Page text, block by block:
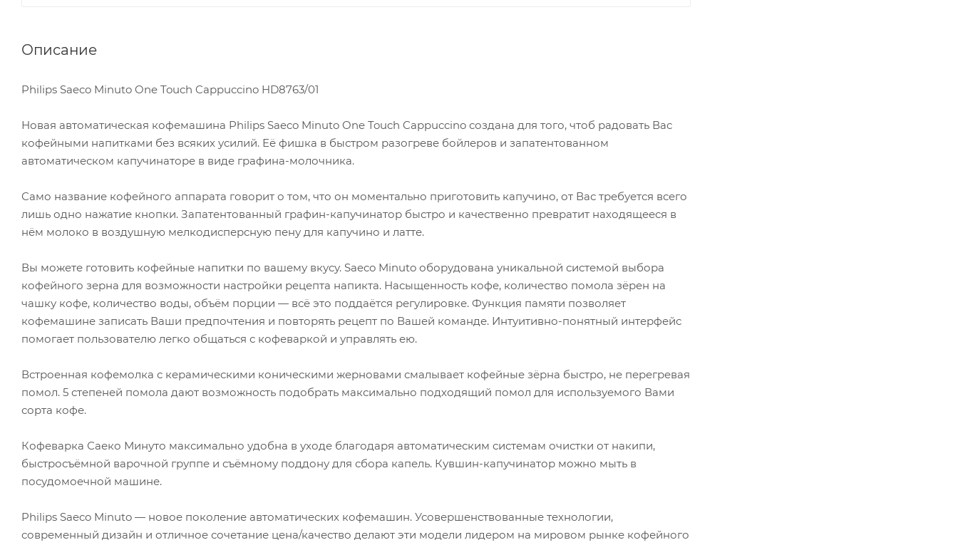
Описание
Philips Saeco Minuto One Touch Cappuccino HD8763/01
Новая автоматическая кофемашина Philips Saeco Minuto One Touch Cappuccino создана для того, чтоб радовать Вас
кофейными напитками без всяких усилий. Её фишка в быстром разогреве бойлеров и запатентованном
автоматическом капучинаторе в виде графина-молочника.
Само название кофейного аппарата говорит о том, что он моментально приготовить капучино, от Вас требуется всего
лишь одно нажатие кнопки. Запатентованный графин-капучинатор быстро и качественно превратит находящееся в
нём молоко в воздушную мелкодисперсную пену для капучино и латте.
Вы можете готовить кофейные напитки по вашему вкусу. Saeco Minuto оборудована уникальной системой выбора
кофейного зерна для возможности настройки рецепта напикта. Насыщенность кофе, количество помола зёрен на
чашку кофе, количество воды, объём порции — всё это поддаётся регулировке. Функция памяти позволяет
кофемашине записать Ваши предпочтения и повторять рецепт по Вашей команде. Интуитивно-понятный интерфейс
помогает пользователю легко общаться с кофеваркой и управлять ею.
Встроенная кофемолка с керамическими коническими жерновами смалывает кофейные зёрна быстро, не перегревая
помол. 5 степеней помола дают возможность подобрать максимально подходящий помол для используемого Вами
сорта кофе.
Кофеварка Саеко Минуто максимально удобна в уходе благодаря автоматическим системам очистки от накипи,
быстросъёмной варочной группе и съёмному поддону для сбора капель. Кувшин-капучинатор можно мыть в
посудомоечной машине.
Philips Saeco Minuto — новое поколение автоматических кофемашин. Усовершенствованные технологии,
современный дизайн и отличное сочетание цена/качество делают эти модели лидером на мировом рынке кофейного